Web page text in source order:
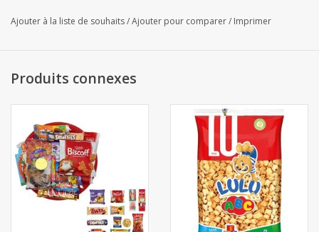
Ajouter à la liste de souhaits/Ajouter pour comparer/ Imprimer
Produits connexes